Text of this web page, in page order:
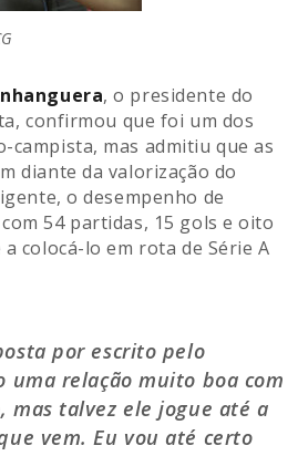
, o presidente do
confirmou que foi um dos
campista, mas admitiu que as
diante da valorização do
o desempenho de
54 partidas, 15 gols e oito
colocá-lo em rota de Série A
por escrito pelo
uma relação muito boa com
mas talvez ele jogue até a
vem. Eu vou até certo